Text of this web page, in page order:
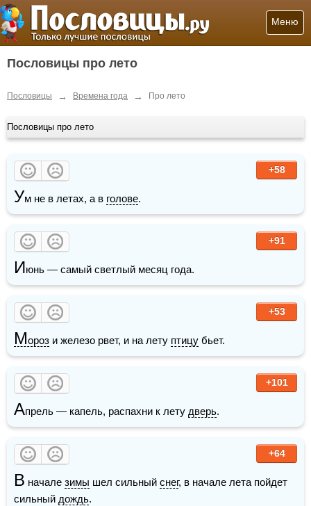
Меню
Пословицы про лето
Пословицы → Времена года → Про лето
Пословицы про лето
+58
Ум не в летах, а в голове.
+91
Июнь — самый светлый месяц года.
+53
Мороз и железо рвет, и на лету птицу бьет.
+101
Апрель — капель, распахни к лету дверь.
+64
В начале зимы шел сильный снег, в начале лета пойдет
сильный дождь.